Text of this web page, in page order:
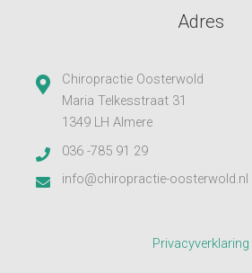
Adres
Chiropractie Oosterwold
Maria Telkesstraat 31
1349 LH Almere
036 -785 91 29
info@chiropractie-oosterwold.nl
Privacyverklaring